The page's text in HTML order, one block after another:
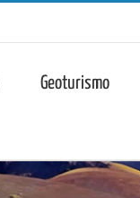
Geoturismo